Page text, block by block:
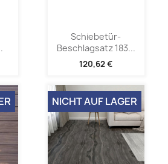
Schiebetür-
Beschlagsatz 183...
120,62 €
NICHT AUF LAGER